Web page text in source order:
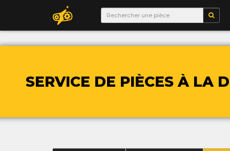
SERVICE DE PIÈCES À LA